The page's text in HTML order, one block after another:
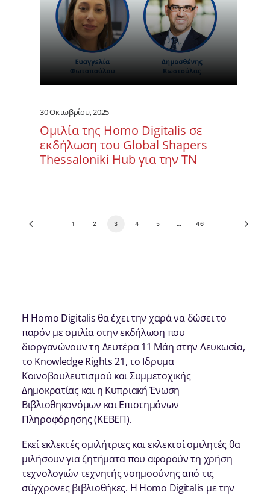
30 Οκτωβρίου, 2025
Ομιλία της Homo Digitalis σε
εκδήλωση του Global Shapers
Thessaloniki Hub για την ΤΝ
1 2 3 4 5 … 46
Η Homo Digitalis θα έχει την χαρά να δώσει το
παρόν με ομιλία στην εκδήλωση που
διοργανώνουν τη Δευτέρα 11 Μάη στην Λευκωσία,
το Knowledge Rights 21, το Ιδρυμα
Κοινοβουλευτισμού και Συμμετοχικής
Δημοκρατίας και η Κυπριακή Ένωση
Βιβλιοθηκονόμων και Επιστημόνων
Πληροφόρησης (ΚΕΒΕΠ).
Εκεί εκλεκτές ομιλήτριες και εκλεκτοί ομιλητές θα
μιλήσουν για ζητήματα που αφορούν τη χρήση
τεχνολογιών τεχνητής νοημοσύνης από τις
σύγχρονες βιβλιοθήκες. H Homo Digitalis με την